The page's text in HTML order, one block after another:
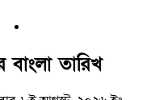
তারিখ